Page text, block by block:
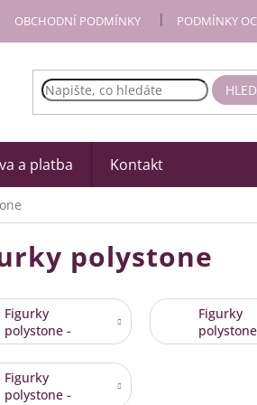
OBCHODNÍ PODMÍNKY PODMÍNKY
a platba Kontakt
polystone
Figurky
polystone -
Andělé,
Betlémské
postavy
Figurky
psi,
Figurky
polystone -